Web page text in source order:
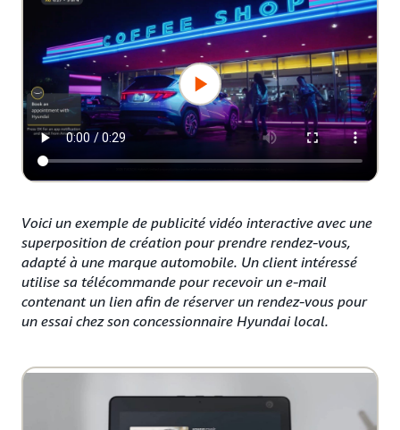
Voici un exemple de publicité vidéo interactive avec une
superposition de création pour prendre rendez-vous,
adapté à une marque automobile. Un client intéressé
utilise sa télécommande pour recevoir un e-mail
contenant un lien afin de réserver un rendez-vous pour
un essai chez son concessionnaire Hyundai local.